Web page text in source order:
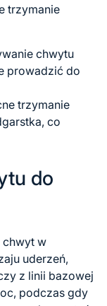
trzymanie
chwytu
prowadzić do
trzymanie
, co
do
chwyt w
uderzeń,
z linii bazowej
podczas gdy